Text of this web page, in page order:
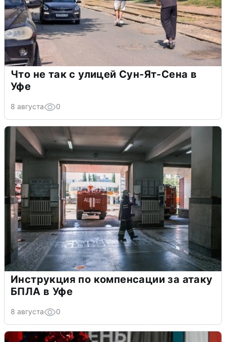
Что не так с улицей Сун-Ят-Сена в
Уфе
8 августа 0
Инструкция по компенсации за атаку
БПЛА в Уфе
8 августа 0